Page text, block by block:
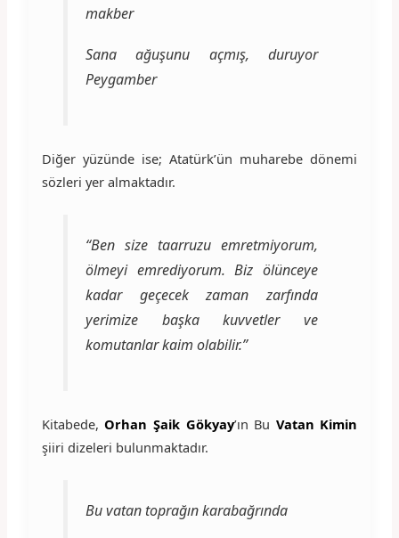
makber
Sana ağuşunu açmış, duruyor
Peygamber
Diğer yüzünde ise; Atatürk’ün muharebe dönemi
sözleri yer almaktadır.
“Ben size taarruzu emretmiyorum,
ölmeyi emrediyorum. Biz ölünceye
kadar geçecek zaman zarfında
yerimize başka kuvvetler ve
komutanlar kaim olabilir.”
Kitabede,Orhan Şaik Gökyay’ın Bu Vatan Kimin
şiiri dizeleri bulunmaktadır.
Bu vatan toprağın karabağrında